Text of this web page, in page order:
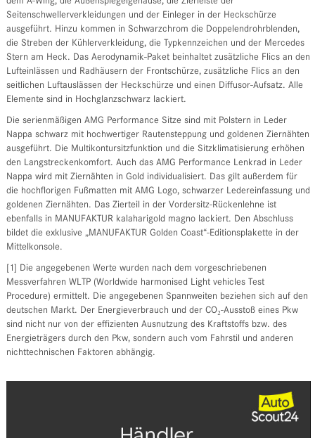
Seitenschwellerverkleidungen und der Einleger in der Heckschürze
ausgeführt. Hinzu kommen in Schwarzchrom die Doppelendrohrblenden,
die Streben der Kühlerverkleidung, die Typkennzeichen und der Mercedes
Stern am Heck. Das Aerodynamik-Paket beinhaltet zusätzliche Flics an den
Lufteinlässen und Radhäusern der Frontschürze, zusätzliche Flics an den
seitlichen Luftauslässen der Heckschürze und einen Diffusor-Aufsatz. Alle
Elemente sind in Hochglanzschwarz lackiert.
Die serienmäßigen AMG Performance Sitze sind mit Polstern in Leder
Nappa schwarz mit hochwertiger Rautensteppung und goldenen Ziernähten
ausgeführt. Die Multikontursitzfunktion und die Sitzklimatisierung erhöhen
den Langstreckenkomfort. Auch das AMG Performance Lenkrad in Leder
Nappa wird mit Ziernähten in Gold individualisiert. Das gilt außerdem für
die hochflorigen Fußmatten mit AMG Logo, schwarzer Ledereinfassung und
goldenen Ziernähten. Das Zierteil in der Vordersitz-Rückenlehne ist
ebenfalls in MANUFAKTUR kalaharigold magno lackiert. Den Abschluss
bildet die exklusive „MANUFAKTUR Golden Coast“-Editionsplakette in der
Mittelkonsole.
[1] Die angegebenen Werte wurden nach dem vorgeschriebenen
Messverfahren WLTP (Worldwide harmonised Light vehicles Test
Procedure) ermittelt. Die angegebenen Spannweiten beziehen sich auf den
deutschen Markt. Der Energieverbrauch und der CO₂-Ausstoß eines Pkw
sind nicht nur von der effizienten Ausnutzung des Kraftstoffs bzw. des
Energieträgers durch den Pkw, sondern auch vom Fahrstil und anderen
nichttechnischen Faktoren abhängig.